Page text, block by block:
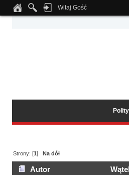
Notice: Undefined index: tapatalk_body_hook
Witaj Gość
Strony: [1]Na dół
Autor